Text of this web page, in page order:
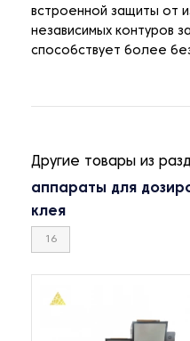
встроенной защиты от
независимых контуров
способствует более
Другие товары из
аппараты для
клея
16